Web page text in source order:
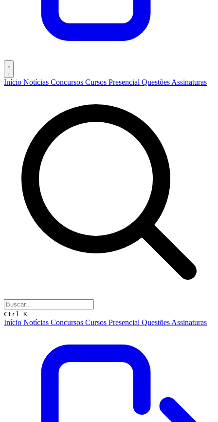
Início Notícias Concursos Cursos Presencial Questões Assinaturas
Ctrl K
Início Notícias Concursos Cursos Presencial Questões Assinaturas